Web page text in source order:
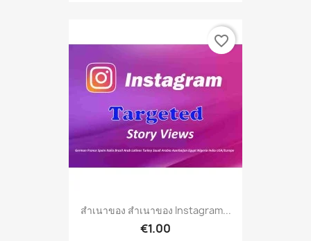
สำเนาของ สำเนาของ Instagram...
€1.00
favorite_border